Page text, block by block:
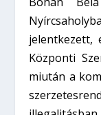
jelentkezett,
Központi
miután a